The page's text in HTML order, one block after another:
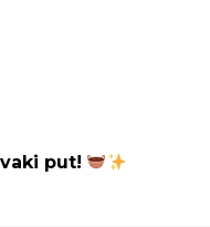
put!